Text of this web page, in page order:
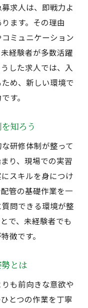
人に多い理由
来性が魅力
関係を解説
すい職場
場環境の特徴
正社員募集とは
制をチェック
場の雰囲気
場のポイント
を活用しよう
ャリア転換に最
挑戦する方法
げる可能性
成功させるコ
ャリアサポート
求人は、即戦力よ
ます。その理由
ミュニケーション
経験者が多数活躍
した求人では、入
め、新しい環境で
す。
知ろう
研修体制が整って
り、現場での実習
スキルを身につけ
管の基礎作業を一
問できる環境が整
で、未経験者でも
徴です。
とは
も前向きな意欲や
とつの作業を丁寧